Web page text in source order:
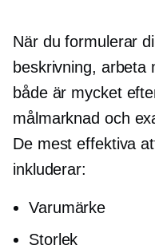
När du formulerar
beskrivning, arbeta
både är mycket
målmarknad och
De mest effektiva
inkluderar:
Varumärke
Storlek